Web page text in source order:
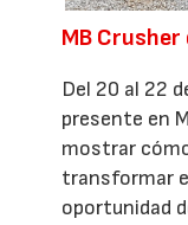
MB Crusher
Del 20 al 22
presente en
mostrar
transformar
oportunidad